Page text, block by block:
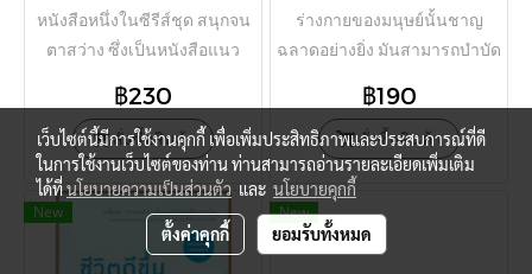
หนังสือหนึ่งในซีรีส์ชุด สนุกจน
ตาสว่าง ซึ่งเป็นหนังสือแนว
สุขภาพ
฿230
สั่งซื้อสินค้า
ร่างกายของมนุษย์นั้นชาญ
ฉลาดอย่างยิ่ง มันสามารถบำบัด
ธรรมชาติ ส่วนโรคหรืออาการ
เจ็บป่วยต่างๆ เป็นความ
พยายามของธรรมชาติในการ
ทำให้คนมีสุขภาพดี
฿190
สั่งซื้อสินค้า
New New
เว็บไซต์นี้มีการใช้งานคุกกี้ เพื่อเพิ่มประสิทธิภาพและประสบการณ์ที่ดี
ในการใช้งานเว็บไซต์ของท่าน ท่านสามารถอ่านรายละเอียดเพิ่มเติม
ได้ที่นโยบายความเป็นส่วนตัว และ นโยบายคุกกี้
ตั้งค่าคุกกี้ ยอมรับทั้งหมด